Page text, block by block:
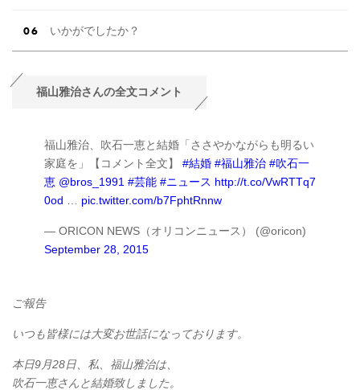
いかがでしたか？
福山雅治さんの全文コメント
福山雅治、吹石一恵と結婚「ささやかながらも明るい
家庭を」【コメント全文】 #結婚 #福山雅治 #吹石一
恵 @bros_1991 #芸能 #ニュース http://t.co/VwRTTq7
0od
pic.twitter.com/b7FphtRnnw
— ORICON NEWS（オリコンニュース） (@oricon)
September 28, 2015
ご報告
いつも皆様には大変お世話になっております。
本日9月28日、私、福山雅治は、
吹石一恵さんと結婚致しました。